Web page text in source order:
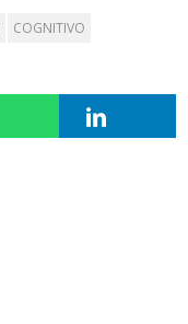
COGNITIVO